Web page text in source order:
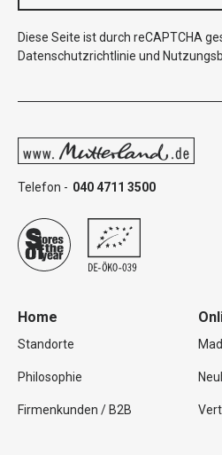
Diese Seite ist durch reCAPTCHA
Datenschutzrichtlinie und
Telefon - 040 4711 3500
Home
Standorte
Philosophie
Firmenkunden / B2B